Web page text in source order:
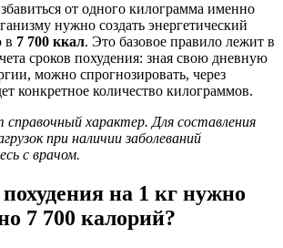
от одного килограмма именно
нужно создать энергетический
в 7 700 ккал. Это базовое правило лежит в
сроков похудения: зная свою дневную
можно спрогнозировать, через
конкретное количество килограммов.
характер. Для составления
при наличии заболеваний
с врачом.
на 1 кг нужно
7 700 калорий?